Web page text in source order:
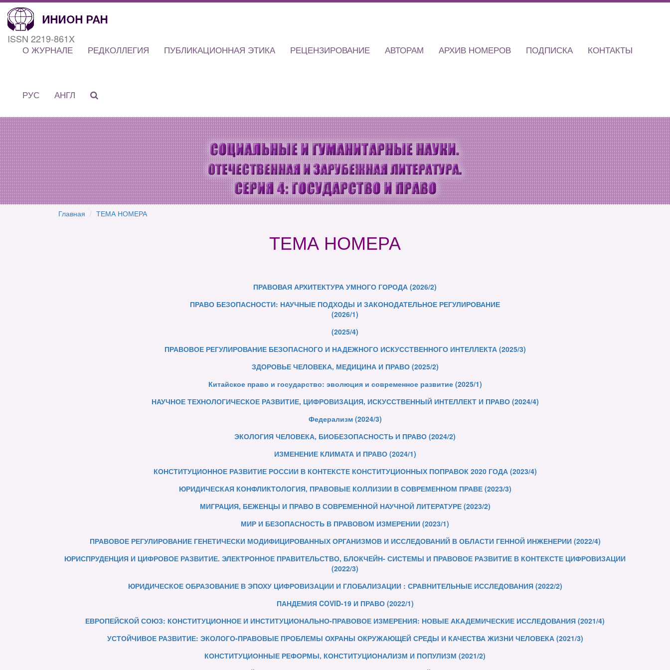
ISSN 2219-861X
О ЖУРНАЛЕ РЕДКОЛЛЕГИЯ ПУБЛИКАЦИОННАЯ ЭТИКА РЕЦЕНЗИРОВАНИЕ АВТОРАМ АРХИВ НОМЕРОВ ПОДПИСКА КОНТАКТЫ
РУС АНГЛ
Главная ТЕМА НОМЕРА
ТЕМА НОМЕРА
ПРАВОВАЯ АРХИТЕКТУРА УМНОГО ГОРОДА (2026/2)
ПРАВО БЕЗОПАСНОСТИ: НАУЧНЫЕ ПОДХОДЫ И ЗАКОНОДАТЕЛЬНОЕ РЕГУЛИРОВАНИЕ
(2026/1)
(2025/4)
ПРАВОВОЕ РЕГУЛИРОВАНИЕ БЕЗОПАСНОГО И НАДЕЖНОГО ИСКУССТВЕННОГО ИНТЕЛЛЕКТА (2025/3)
ЗДОРОВЬЕ ЧЕЛОВЕКА, МЕДИЦИНА И ПРАВО (2025/2)
Китайское право и государство: эволюция и современное развитие (2025/1)
НАУЧНОЕ ТЕХНОЛОГИЧЕСКОЕ РАЗВИТИЕ, ЦИФРОВИЗАЦИЯ, ИСКУССТВЕННЫЙ ИНТЕЛЛЕКТ И ПРАВО (2024/4)
Федерализм (2024/3)
ЭКОЛОГИЯ ЧЕЛОВЕКА, БИОБЕЗОПАСНОСТЬ И ПРАВО (2024/2)
ИЗМЕНЕНИЕ КЛИМАТА И ПРАВО (2024/1)
КОНСТИТУЦИОННОЕ РАЗВИТИЕ РОССИИ В КОНТЕКСТЕ КОНСТИТУЦИОННЫХ ПОПРАВОК 2020 ГОДА (2023/4)
ЮРИДИЧЕСКАЯ КОНФЛИКТОЛОГИЯ, ПРАВОВЫЕ КОЛЛИЗИИ В СОВРЕМЕННОМ ПРАВЕ (2023/3)
МИГРАЦИЯ, БЕЖЕНЦЫ И ПРАВО В СОВРЕМЕННОЙ НАУЧНОЙ ЛИТЕРАТУРЕ (2023/2)
МИР И БЕЗОПАСНОСТЬ В ПРАВОВОМ ИЗМЕРЕНИИ (2023/1)
ПРАВОВОЕ РЕГУЛИРОВАНИЕ ГЕНЕТИЧЕСКИ МОДИФИЦИРОВАННЫХ ОРГАНИЗМОВ И ИССЛЕДОВАНИЙ В ОБЛАСТИ ГЕННОЙ ИНЖЕНЕРИИ (2022/4)
ЮРИСПРУДЕНЦИЯ И ЦИФРОВОЕ РАЗВИТИЕ. ЭЛЕКТРОННОЕ ПРАВИТЕЛЬСТВО, БЛОКЧЕЙН- СИСТЕМЫ И ПРАВОВОЕ РАЗВИТИЕ В КОНТЕКСТЕ ЦИФРОВИЗАЦИИ
(2022/3)
ЮРИДИЧЕСКОЕ ОБРАЗОВАНИЕ В ЭПОХУ ЦИФРОВИЗАЦИИ И ГЛОБАЛИЗАЦИИ : СРАВНИТЕЛЬНЫЕ ИССЛЕДОВАНИЯ (2022/2)
ПАНДЕМИЯ COVID-19 И ПРАВО (2022/1)
ЕВРОПЕЙСКОЙ СОЮЗ: КОНСТИТУЦИОННОЕ И ИНСТИТУЦИОНАЛЬНО-ПРАВОВОЕ ИЗМЕРЕНИЯ: НОВЫЕ АКАДЕМИЧЕСКИЕ ИССЛЕДОВАНИЯ (2021/4)
УСТОЙЧИВОЕ РАЗВИТИЕ: ЭКОЛОГО-ПРАВОВЫЕ ПРОБЛЕМЫ ОХРАНЫ ОКРУЖАЮЩЕЙ СРЕДЫ И КАЧЕСТВА ЖИЗНИ ЧЕЛОВЕКА (2021/3)
КОНСТИТУЦИОННЫЕ РЕФОРМЫ, КОНСТИТУЦИОНАЛИЗМ И ПОПУЛИЗМ (2021/2)